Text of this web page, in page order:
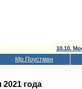
10.10.
Мр.Поустман
года